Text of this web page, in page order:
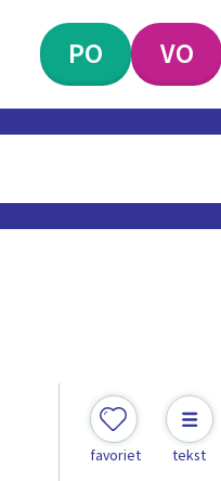
PO VO
favoriet tekst